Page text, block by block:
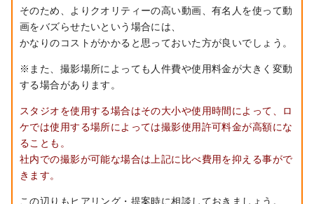
そのため、よりクオリティーの高い動画、有名人を使って動
画をバズらせたいという場合には、
かなりのコストがかかると思っておいた方が良いでしょう。
※また、撮影場所によっても人件費や使用料金が大きく変動
する場合があります。
スタジオを使用する場合はその大小や使用時間によって、ロ
ケでは使用する場所によっては撮影使用許可料金が高額にな
ることも。
社内での撮影が可能な場合は上記に比べ費用を抑える事がで
きます。
この辺りもヒアリング・提案時に相談しておきましょう。